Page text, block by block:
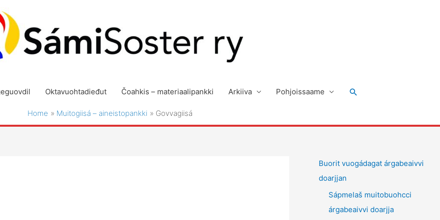
Oktavuohtadieđut Čoahkis – materiaalipankki Arkiiva Pohjoissaame Search
Home Muitogiisá – aineistopankki Govvagiisá
Buorit vuogádagat árgabeaivvi
doarjjan
Sápmelaš muitobuohcci
árgabeaivvi doarjja